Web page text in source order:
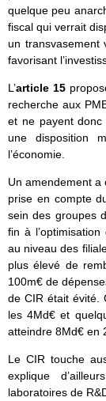
quelque peu
fiscal qui verrait
un transvasement
favorisant
L’article 15
recherche aux
et ne payent donc
une disposition
l’économie.
Un amendement a
prise en compte
sein des groupes
fin à
au niveau des
plus élevé de
100m€ de
de CIR était évité.
les 4Md€ et
atteindre 8Md€ en
Le CIR touche
explique
laboratoires de